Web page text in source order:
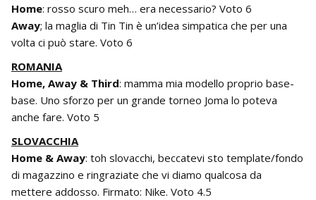
Home: rosso scuro meh… era necessario? Voto 6
Away; la maglia di Tin Tin è un’idea simpatica che per una
volta ci può stare. Voto 6
ROMANIA
Home, Away & Third: mamma mia modello proprio base-
base. Uno sforzo per un grande torneo Joma lo poteva
anche fare. Voto 5
SLOVACCHIA
Home & Away: toh slovacchi, beccatevi sto template/fondo
di magazzino e ringraziate che vi diamo qualcosa da
mettere addosso. Firmato: Nike. Voto 4.5